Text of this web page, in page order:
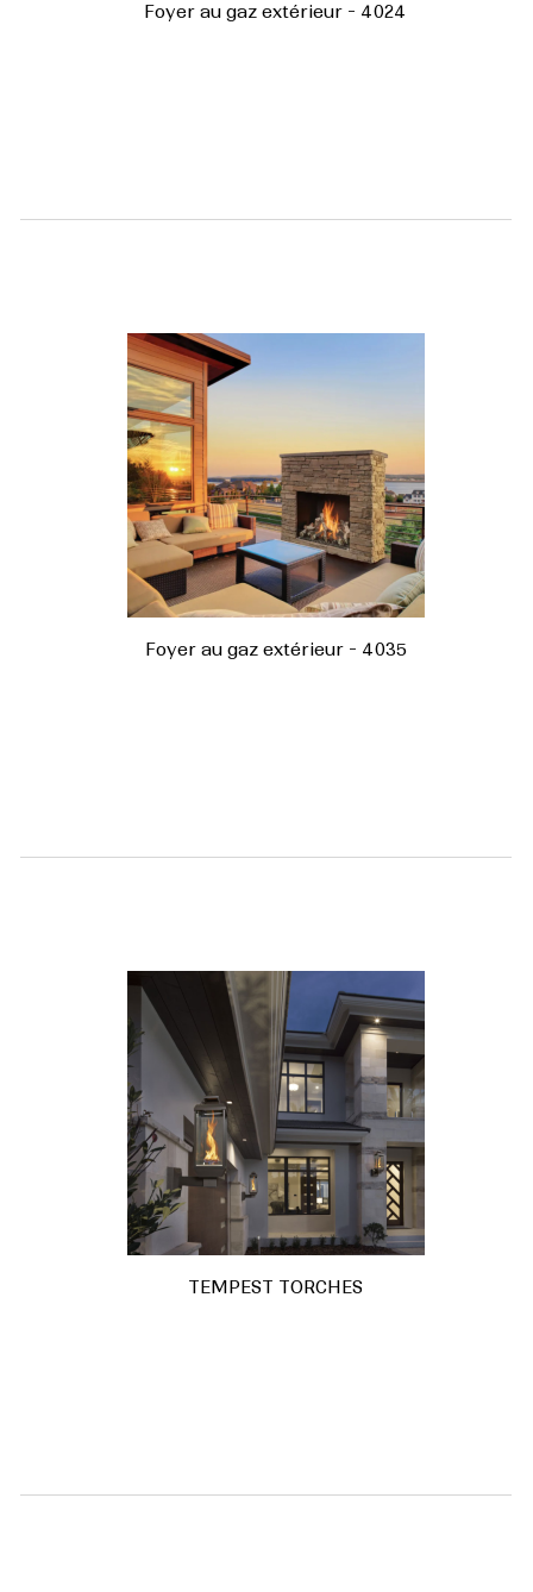
Foyer au gaz extérieur - 4024
Foyer au gaz extérieur - 4035
TEMPEST TORCHES